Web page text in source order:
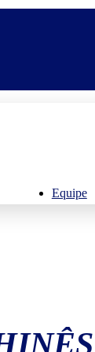
Equipe